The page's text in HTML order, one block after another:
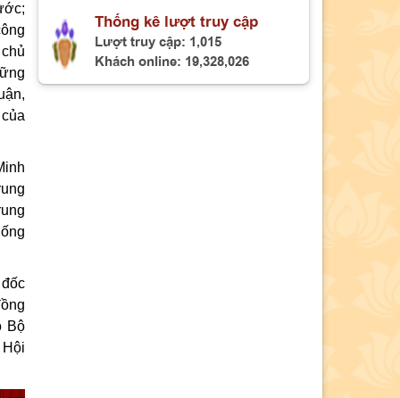
Bộ
Tọa đàm khoa học “Mô hình phát
triển Việt Nam trong tầm nhìn đến
năm 2130”
Thống kê lượt truy cập
Lượt truy cập: 1,015
Khách online: 19,328,026